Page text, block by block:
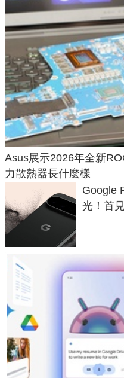
Asus展示2026年全新
力散熱器長什麼樣
Google
光！首